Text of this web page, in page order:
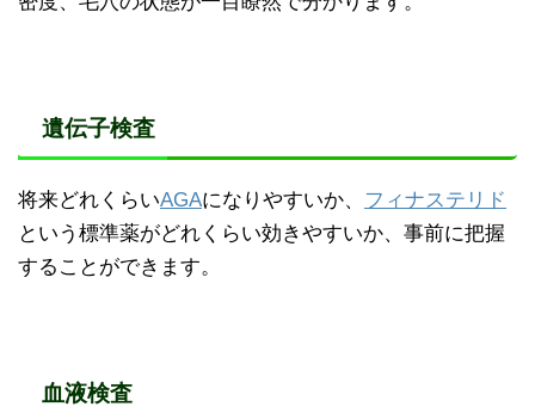
遺伝子検査
将来どれくらいAGAになりやすいか、 フィナステリド
という標準薬がどれくらい効きやすいか、事前に把握
することができます。
血液検査